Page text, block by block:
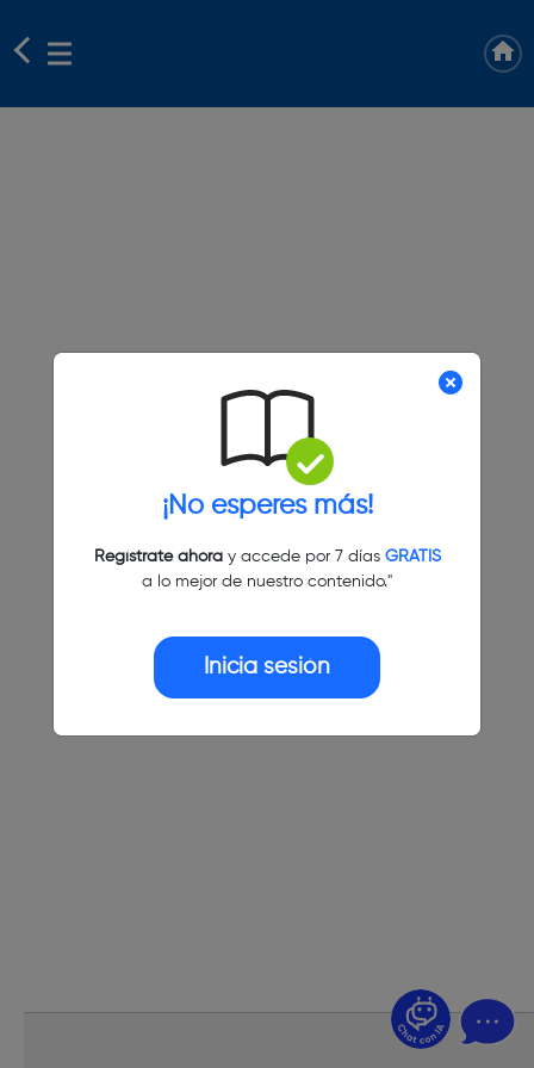
¡No esperes más!
Regístrate ahoray accede por 7 días GRATIS
a lo mejor de nuestro contenido."
Inicia sesión